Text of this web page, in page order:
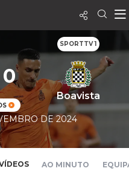
SPORTTV 1
Boavista
DE 2024
AO MINUTO